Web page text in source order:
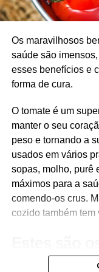
O matcha é
compostos ajudam
no corpo, que
doenças crónicas.
verde regular,
folha inteira em
2. Apoia a
Pesquisas indicam
do coração,
a pressão arterial.
consumo de chá
lipídicos e
Os maravilhosos
saúde são
esses benefícios e
forma de cura.
O tomate é um
manter o seu
peso e tornando a
usados em vários
sopas, molho, purê
máximos para a
comendo-os crus.
cozido também
para a